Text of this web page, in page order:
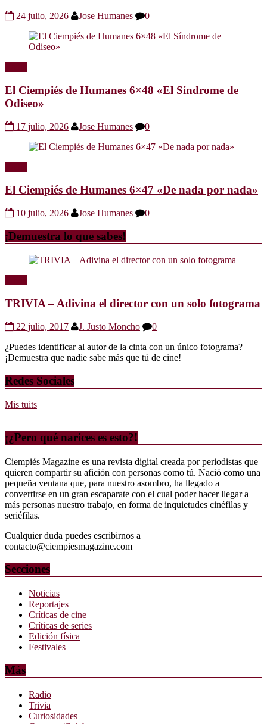
24 julio, 2026 Jose Humanes 0
El Ciempiés de Humanes 6×48 «El Síndrome de
Odiseo»
17 julio, 2026 Jose Humanes 0
El Ciempiés de Humanes 6×47 «De nada por nada»
10 julio, 2026 Jose Humanes 0
¡Demuestra lo que sabes!
TRIVIA – Adivina el director con un solo fotograma
22 julio, 2017 J. Justo Moncho
0
¿Puedes identificar al autor de la cinta con un único fotograma?
¡Demuestra que nadie sabe más que tú de cine!
Redes Sociales
Mis tuits
¡¿Pero qué narices es esto?!
Ciempiés Magazine es una revista digital creada por periodistas que
quieren compartir su afición con personas como tú. Nació como una
pequeña ventana que, para nuestro asombro, ha llegado a
convertirse en un gran escaparate con el cual poder hacer llegar a
más personas nuestro trabajo, en forma de inquietudes cinéfilas y
seriéfilas.
Cualquier duda puedes escribirnos a
contacto@ciempiesmagazine.com
Secciones
Noticias
Reportajes
Críticas de cine
Críticas de series
Edición física
Festivales
Más
Radio
Trivia
Curiosidades